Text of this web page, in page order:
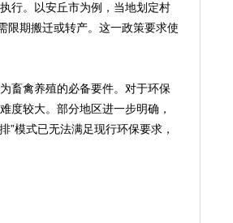
行。以安丘市为例，当地划定村
限期搬迁或转产。这一政策要求使
畜禽养殖的必备要件。对于环保
度较大。部分地区进一步明确，
”模式已无法满足现行环保要求，